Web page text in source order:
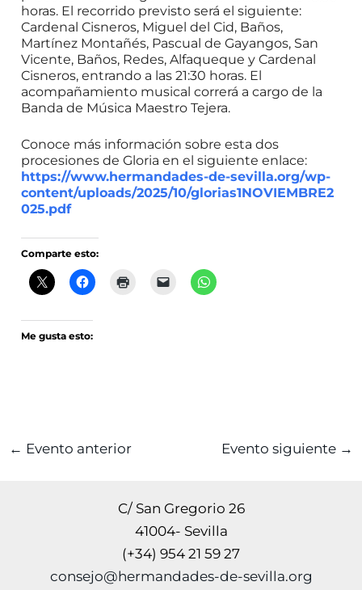
horas. El recorrido previsto será el siguiente:
Cardenal Cisneros, Miguel del Cid, Baños,
Martínez Montañés, Pascual de Gayangos, San
Vicente, Baños, Redes, Alfaqueque y Cardenal
Cisneros, entrando a las 21:30 horas. El
acompañamiento musical correrá a cargo de la
Banda de Música Maestro Tejera.
Conoce más información sobre esta dos
procesiones de Gloria en el siguiente enlace:
https://www.hermandades-de-sevilla.org/wp-
content/uploads/2025/10/glorias1NOVIEMBRE2
025.pdf
Comparte esto:
Me gusta esto:
← Evento anterior Evento siguiente →
C/ San Gregorio 26
41004- Sevilla
(+34) 954 21 59 27
consejo@hermandades-de-sevilla.org